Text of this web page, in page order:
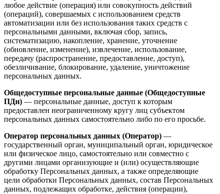
любое действие (операция) или совокупность действий
(операций), совершаемых с использованием средств
автоматизации или без использования таких средств с
персональными данными, включая сбор, запись,
систематизацию, накопление, хранение, уточнение
(обновление, изменение), извлечение, использование,
передачу (распространение, предоставление, доступ),
обезличивание, блокирование, удаление, уничтожение
персональных данных.
Общедоступные персональные данные (Общедоступные
ПДн) — персональные данные, доступ к которым
предоставлен неограниченному кругу лиц субъектом
персональных данных самостоятельно либо по его просьбе.
Оператор персональных данных (Оператор) —
государственный орган, муниципальный орган, юридическое
или физическое лицо, самостоятельно или совместно с
другими лицами организующие и (или) осуществляющие
обработку Персональных данных, а также определяющие
цели обработки Персональных данных, состав Персональных
данных, подлежащих обработке, действия (операции),